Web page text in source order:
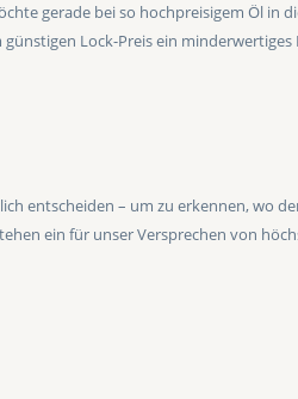
gerade bei so hochpreisigem Öl in
Lock-Preis ein
entscheiden – um zu erkennen, wo
ein für unser Versprechen von